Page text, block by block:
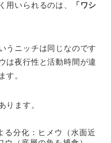
用いられるのは、
「ワシ
うニッチは同じなのです
は夜行性と活動時間が違
す。
ります。
る分化：ヒメウ（水面近